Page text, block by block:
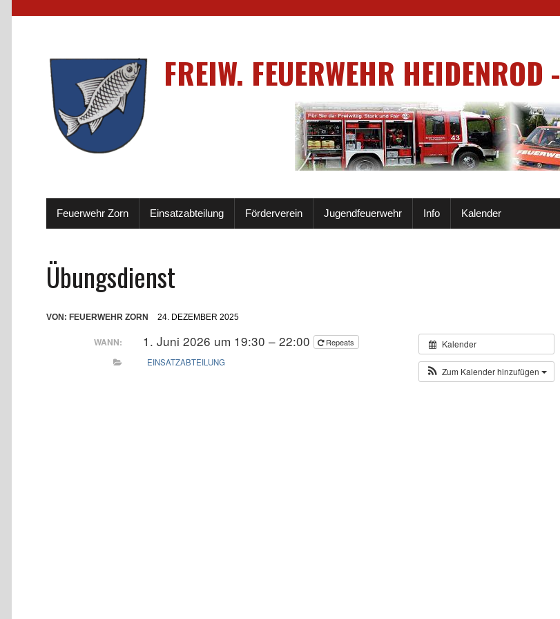
FREIW. FEUERWEHR HEIDENROD
Feuerwehr Zorn Einsatzabteilung Förderverein Jugendfeuerwehr Info Kalender
Übungsdienst
VON: FEUERWEHR ZORN 24. DEZEMBER 2025
Kalender
Zum Kalender hinzufügen
WANN: 1. Juni 2026 um 19:30 – 22:00
Repeats
EINSATZABTEILUNG